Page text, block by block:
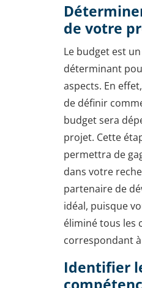
de votre
Le budget est
déterminant
aspects. En
de définir
budget sera
projet. Cette
permettra de
dans votre
partenaire de
idéal, puisque
éliminé tous les
correspondant
Identifier